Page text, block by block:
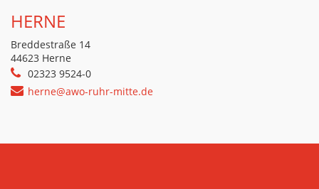
HERNE
Breddestraße 14
44623 Herne
02323 9524-0
herne@awo-ruhr-mitte.de